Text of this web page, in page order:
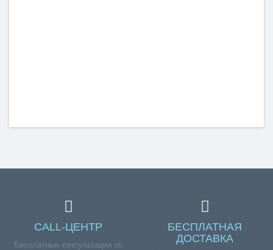
CALL-ЦЕНТР
Бесплатные консультации по
БЕСПЛАТНАЯ
ДОСТАВКА